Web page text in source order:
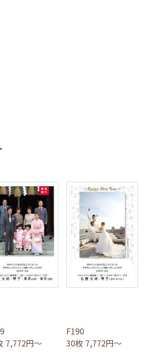
7,772円～
F190
30枚 7,772円～